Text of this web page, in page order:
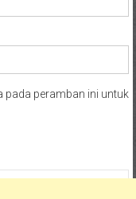
pada peramban ini untuk